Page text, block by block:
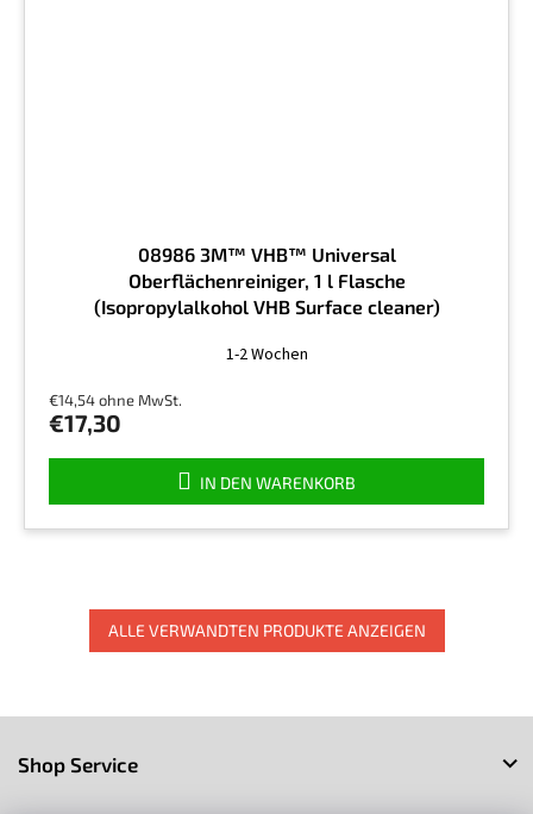
08986 3M™ VHB™ Universal
Oberflächenreiniger, 1 l Flasche
(Isopropylalkohol VHB Surface cleaner)
Die
durchschnittliche
von
5
Sternen.
1-2 Wochen
€14,54 ohne MwSt.
€17,30
IN DEN WARENKORB
ALLE VERWANDTEN PRODUKTE ANZEIGEN
Shop Service